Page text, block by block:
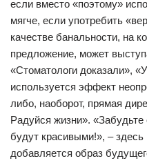
если вместо «поэтому»
мягче, если употребить
качестве банальности, на
предложение, может
«Стоматологи доказали»,
используется эффект
либо, наоборот, прямая
Радуйся жизни».
будут красивыми!», – здесь
добавляется образ